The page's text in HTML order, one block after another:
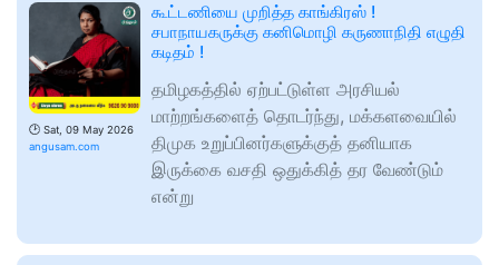
🕑 Sat, 09 May 2026
angusam.com
கூட்டணியை முறித்த காங்கிரஸ் !
சபாநாயகருக்கு கனிமொழி கருணாநிதி எழுதி
கடிதம் !
தமிழகத்தில் ஏற்பட்டுள்ள அரசியல்
மாற்றங்களைத் தொடர்ந்து, மக்களவையில்
திமுக உறுப்பினர்களுக்குத் தனியாக
இருக்கை வசதி ஒதுக்கித் தர வேண்டும்
என்று